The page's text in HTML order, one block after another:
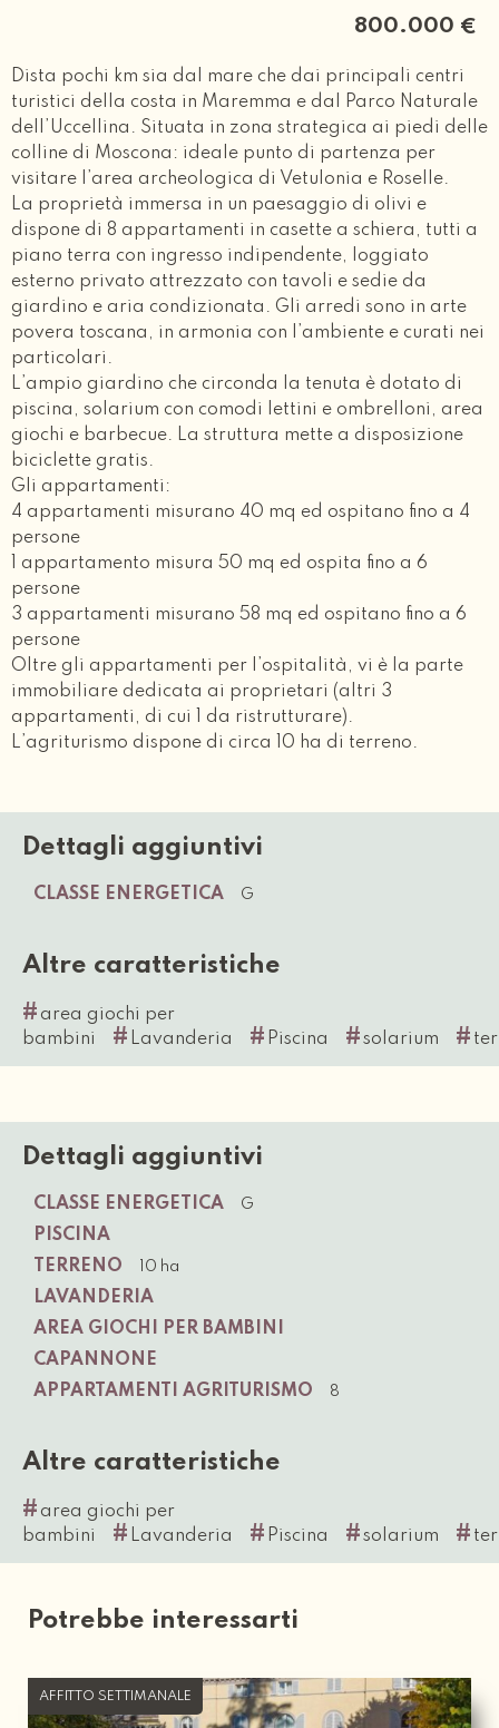
800.000 €
Dista pochi km sia dal mare che dai principali centri
turistici della costa in Maremma e dal Parco Naturale
dell’Uccellina. Situata in zona strategica ai piedi delle
colline di Moscona: ideale punto di partenza per
visitare l’area archeologica di Vetulonia e Roselle.
La proprietà immersa in un paesaggio di olivi e
dispone di 8 appartamenti in casette a schiera, tutti a
piano terra con ingresso indipendente, loggiato
esterno privato attrezzato con tavoli e sedie da
giardino e aria condizionata. Gli arredi sono in arte
povera toscana, in armonia con l’ambiente e curati nei
particolari.
L’ampio giardino che circonda la tenuta è dotato di
piscina, solarium con comodi lettini e ombrelloni, area
giochi e barbecue. La struttura mette a disposizione
biciclette gratis.
Gli appartamenti:
4 appartamenti misurano 40 mq ed ospitano fino a 4
persone
1 appartamento misura 50 mq ed ospita fino a 6
persone
3 appartamenti misurano 58 mq ed ospitano fino a 6
persone
Oltre gli appartamenti per l’ospitalità, vi è la parte
immobiliare dedicata ai proprietari (altri 3
appartamenti, di cui 1 da ristrutturare).
L’agriturismo dispone di circa 10 ha di terreno.
Dettagli aggiuntivi
CLASSE ENERGETICA G
Altre caratteristiche
# area giochi per
bambini
# Lavanderia # Piscina #solarium #
Dettagli aggiuntivi
CLASSE ENERGETICA G
PISCINA
TERRENO
10 ha
LAVANDERIA
AREA GIOCHI PER BAMBINI
CAPANNONE
APPARTAMENTI AGRITURISMO
8
Altre caratteristiche
# area giochi per
bambini
# Lavanderia # Piscina #solarium #
Potrebbe interessarti
AFFITTO SETTIMANALE